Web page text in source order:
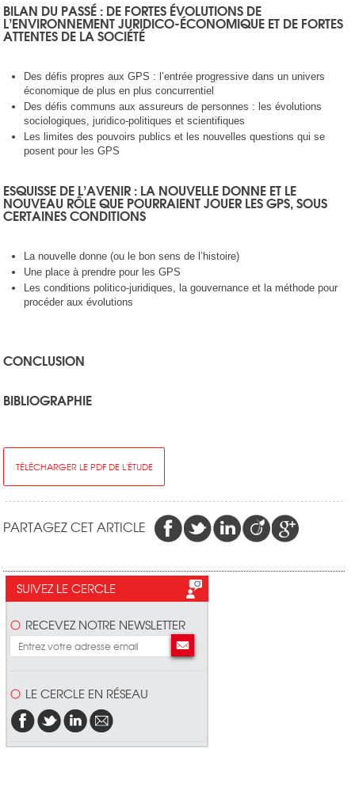
BILAN DU PASSÉ : DE FORTES ÉVOLUTIONS DE
L’ENVIRONNEMENT JURIDICO-ÉCONOMIQUE ET DE FORTES
ATTENTES DE LA SOCIÉTÉ
Des défis propres aux GPS : l’entrée progressive dans un univers
économique de plus en plus concurrentiel
Des défis communs aux assureurs de personnes : les évolutions
sociologiques, juridico-politiques et scientifiques
Les limites des pouvoirs publics et les nouvelles questions qui se
posent pour les GPS
ESQUISSE DE L’AVENIR : LA NOUVELLE DONNE ET LE
NOUVEAU RÔLE QUE POURRAIENT JOUER LES GPS, SOUS
CERTAINES CONDITIONS
La nouvelle donne (ou le bon sens de l’histoire)
Une place à prendre pour les GPS
Les conditions politico-juridiques, la gouvernance et la méthode pour
procéder aux évolutions
CONCLUSION
BIBLIOGRAPHIE
TÉLÉCHARGER LE PDF DE L'ÉTUDE
PARTAGEZ CET ARTICLE
SUIVEZ LE CERCLE
RECEVEZ NOTRE NEWSLETTER
LE CERCLE EN RÉSEAU